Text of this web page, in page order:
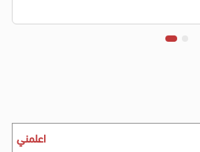
اعلمني